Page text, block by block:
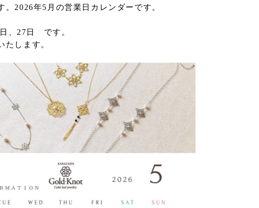
。2026年5月の営業日カレンダーです。
、27日 です。
たします。